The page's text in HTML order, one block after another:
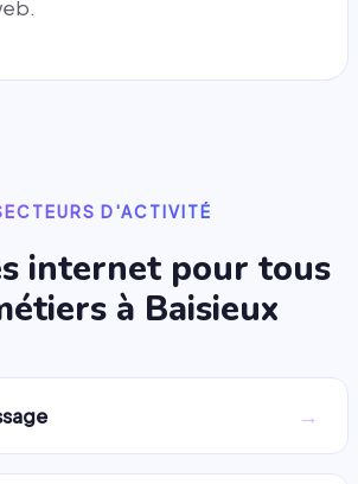
D'ACTIVITÉ
internet pour tous
à Baisieux
→